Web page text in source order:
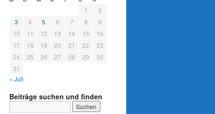
1
2
3
4 5 6 7 8
9
10
11 12 13 14 15
16
17
18 19 20 21 22
23
24
25 26 27 28 29
30
31
« Juli
Beiträge suchen und finden